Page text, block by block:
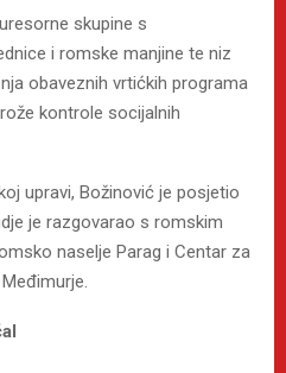
skupine s
i romske manjine te niz
obaveznih vrtićkih programa
kontrole socijalnih
upravi, Božinović je posjetio
je razgovarao s romskim
naselje Parag i Centar za